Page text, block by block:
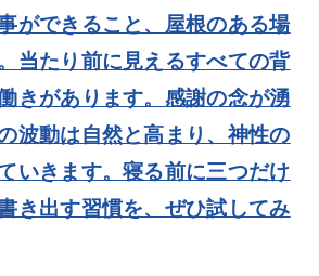
ができること、屋根のある場
当たり前に見えるすべての背
きがあります。感謝の念が湧
波動は自然と高まり、神性の
いきます。寝る前に三つだけ
き出す習慣を、ぜひ試してみ